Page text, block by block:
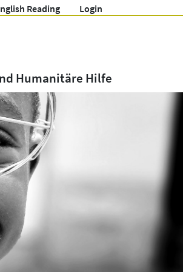
Reading Login
Humanitäre Hilfe